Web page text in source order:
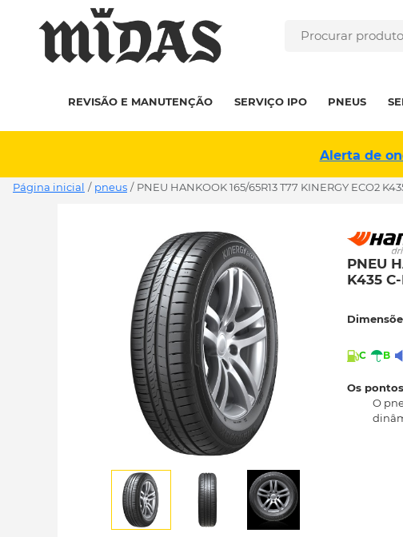
REVISÃO E MANUTENÇÃO SERVIÇO IPO PNEUS
Alerta de
Página inicial / pneus / PNEU HANKOOK 165/65R13 T77 KINERGY ECO2
PNEU
K435
C B
Os
O